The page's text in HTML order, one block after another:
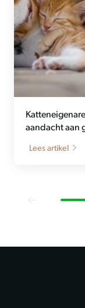
aandacht aan
Lees artikel